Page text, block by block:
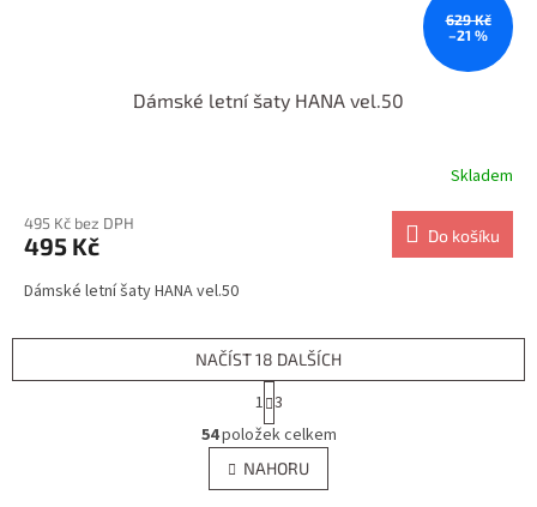
629 Kč
–21 %
Dámské letní šaty HANA vel.50
Skladem
495 Kč bez DPH
495 Kč Do košíku
Dámské letní šaty HANA vel.50
O
v
l
á
NAČÍST 18 DALŠÍCH
t
r
á
n
k
1 3
54položek celkem
NAHORU